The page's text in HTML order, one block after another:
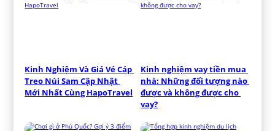
Kinh Nghiệm Và Giá Vé Cáp
Treo Núi Sam Cập Nhật
Mới Nhất Cùng HapoTravel
Kinh nghiệm vay tiền mua
nhà: Những đối tượng nào
được và không được cho
vay?